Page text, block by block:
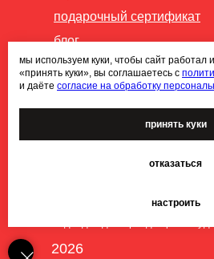
мы используем куки, чтобы сайт
«принять куки», вы соглашаетесь с
и даёте согласие на обработку
принять куки
отказаться
настроить
политика
согласие на обработку
персональных данных
блог
подарочный сертификат
публичная оферта
2026
Фотостудия является